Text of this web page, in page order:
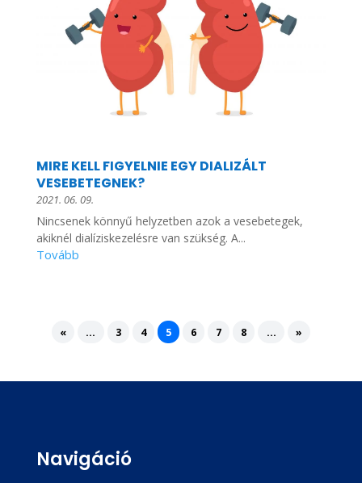
MIRE KELL FIGYELNIE EGY DIALIZÁLT
VESEBETEGNEK?
2021. 06. 09.
Nincsenek könnyű helyzetben azok a vesebetegek,
akiknél dialíziskezelésre van szükség. A...
« ... 3 4 5 6 7 8 ... »
Navigáció